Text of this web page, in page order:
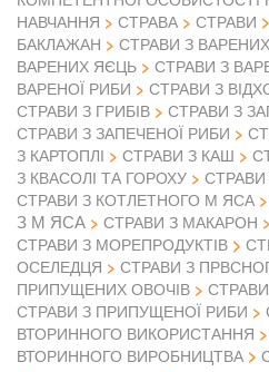
НАВЧАННЯ
СТРАВА СТРАВИ
БАКЛАЖАН
СТРАВИ З
ВАРЕНИХ ЯЄЦЬ
СТРАВИ З
ВАРЕНОЇ РИБИ
СТРАВИ З
СТРАВИ З ГРИБІВ
СТРАВИ З
СТРАВИ З ЗАПЕЧЕНОЇ РИБИ
З КАРТОПЛІ
СТРАВИ З КАШ
З КВАСОЛІ ТА ГОРОХУ
СТРАВИ З КОТЛЕТНОГО М ЯСА
З М ЯСА
СТРАВИ З МАКАРОН
СТРАВИ З МОРЕПРОДУКТІВ
ОСЕЛЕДЦЯ
СТРАВИ З
ПРИПУЩЕНИХ ОВОЧІВ
СТРАВИ З ПРИПУЩЕНОЇ РИБИ
ВТОРИННОГО ВИКОРИСТАННЯ
ВТОРИННОГО ВИРОБНИЦТВА